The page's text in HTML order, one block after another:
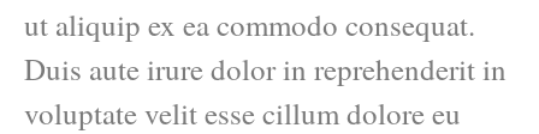
ut aliquip ex ea commodo consequat.
Duis aute irure dolor in reprehenderit in
voluptate velit esse cillum dolore eu